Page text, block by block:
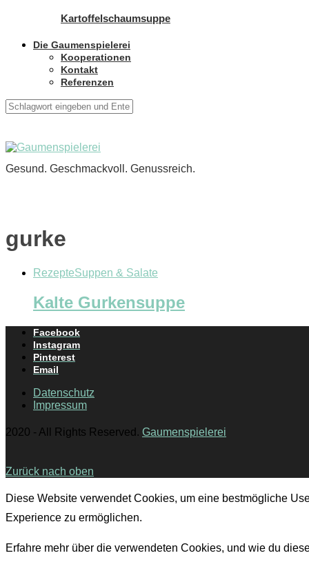
Kartoffelschaumsuppe
Die Gaumenspielerei
Kooperationen
Kontakt
Referenzen
Gesund. Geschmackvoll. Genussreich.
gurke
RezepteSuppen & Salate
Kalte Gurkensuppe
Facebook
Instagram
Pinterest
Email
Datenschutz
Impressum
2020 - All Rights Reserved. Gaumenspielerei
Zurück nach oben
Diese Website verwendet Cookies, um eine bestmögliche
Experience zu ermöglichen.
Erfahre mehr über die verwendeten Cookies, und wie du